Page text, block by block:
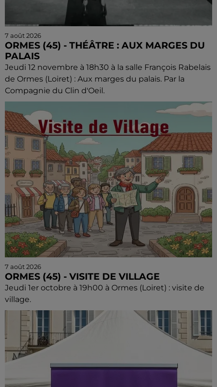
7 août 2026
ORMES (45) - THÉÂTRE : AUX MARGES DU
PALAIS
Jeudi 12 novembre à 18h30 à la salle François Rabelais
de Ormes (Loiret) : Aux marges du palais. Par la
Compagnie du Clin d'Oeil.
7 août 2026
ORMES (45) - VISITE DE VILLAGE
Jeudi 1er octobre à 19h00 à Ormes (Loiret) : visite de
village.